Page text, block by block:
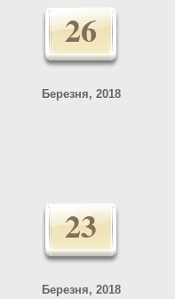
26
Березня, 2018
23
Березня, 2018